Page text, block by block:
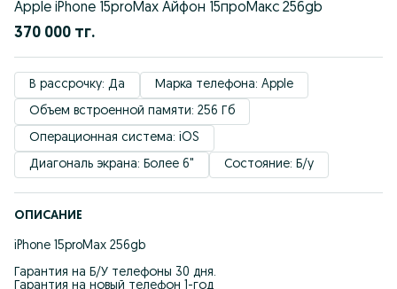
Apple iPhone 15proMax Айфон 15проМакс 256gb
370 000 тг.
В рассрочку: Да
Марка телефона: Apple
Объем встроенной памяти: 256 Гб
Операционная система: iOS
Диагональ экрана: Более 6"
Состояние: Б/у
ОПИСАНИЕ
iPhone 15proMax 256gb
Гарантия на Б/У телефоны 30 дня.
Гарантия на новый телефон 1-год